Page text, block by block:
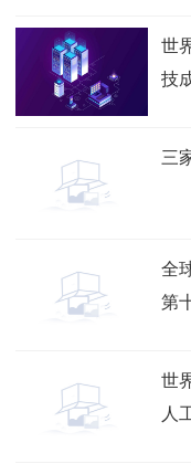
世
技
三
全
第
世
人